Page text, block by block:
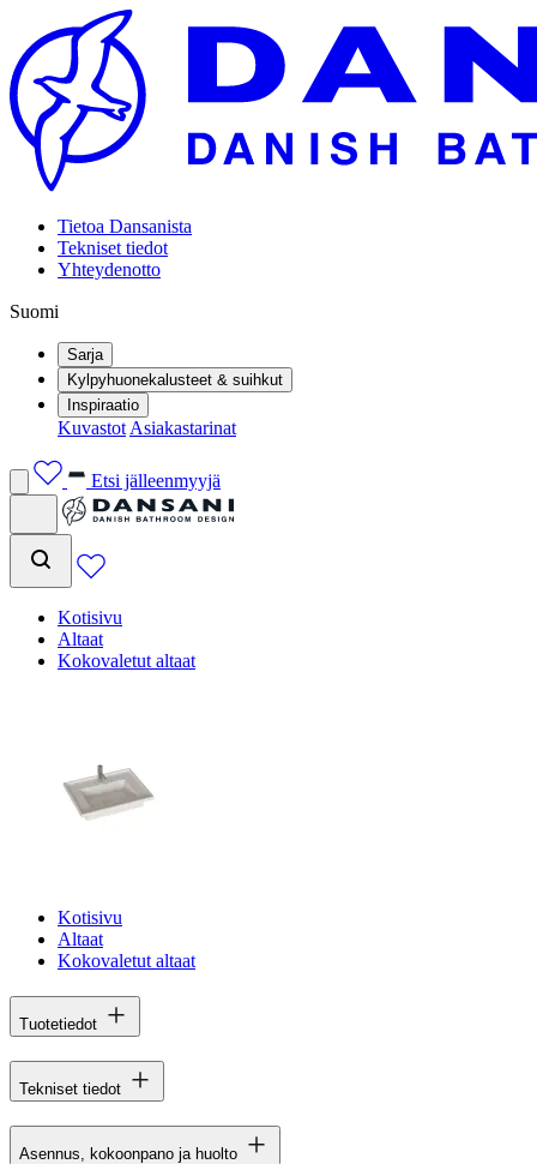
Tietoa Dansanista
Tekniset tiedot
Yhteydenotto
Suomi
Sarja
Kylpyhuonekalusteet & suihkut
Inspiraatio
Kuvastot Asiakastarinat
Etsi jälleenmyyjä
Kotisivu
Altaat
Kokovaletut altaat
Kotisivu
Altaat
Kokovaletut altaat
Tuotetiedot
Tekniset tiedot
Asennus, kokoonpano ja huolto